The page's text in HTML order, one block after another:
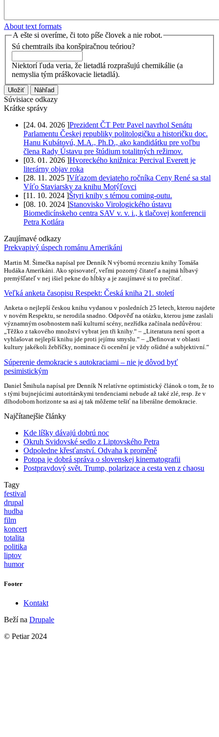
About text formats
A ešte si overíme, či toto píše človek a nie robot.
Sú chemtrails iba konšpiračnou teóriou?
Niektorí ľuda veria, že lietadlá rozprašujú chemikálie (a
nemyslia tým práškovacie lietadlá).
Súvisiace odkazy
Krátke správy
[24. 04. 2026 ]Prezident ČT Petr Pavel navrhol Senátu
Parlamentu Českej republiky politologičku a historičku doc.
Hanu Kubátovú, M.A., Ph.D., ako kandidátku pre voľbu
člena Rady Ústavu pre štúdium totalitných režimov.
[03. 01. 2026 ]Hvoreckého knižnica: Percival Everett je
literárny objav roka
[28. 11. 2025 ]Víťazom deviateho ročníka Ceny René sa stal
Víťo Staviarsky za knihu Motýľovci
[11. 10. 2024 ]Štyri knihy s témou coming-outu.
[08. 10. 2024 ]Stanovisko Virologického ústavu
Biomedicínskeho centra SAV v. v. i., k tlačovej konferencii
Petra Kotlára
Zaujímavé odkazy
Prekvapivý úspech románu Amerikáni
Martin M. Šimečka napísal pre Denník N výbornú recenziu knihy Tomáša
Hudáka Amerikáni. Ako spisovateľ, veľmi pozorný čitateľ a najmä hĺbavý
premýšľateľ v nej išiel pekne do hĺbky a je zaujímavé si to prečítať.
Veľká anketa časopisu Respekt: Česká kniha 21. století
Anketa o nejlepší českou knihu vydanou v posledních 25 letech, kterou najdete
v novém Respektu, se nerodila snadno. Odpověď na otázku, kterou jsme zaslali
významným osobnostem naší kulturní scény, nezřídka začínala nedůvěrou:
„Těžko z takového množství vybrat jen tři knihy.“ – „Literatura není sport a
vyhlašovat nejlepší knihu jde proti jejímu smyslu.“ – „Definovat v oblasti
kultury jakékoli žebříčky, nominace či ocenění je vždy ošidné a subjektivní.“
Súperenie demokracie s autokraciami – nie je dôvod byť
pesimistickým
Daniel Šmihula napísal pre Denník N relatívne optimistický článok o tom, že to
s tými bujnejúcimi autoritárskymi tendenciami nebude až také zlé, resp. že v
dlhodobom horizonte sa asi aj tak môžeme tešiť na liberálne demokracie.
Najčítanejšie články
Kde líšky dávajú dobrú noc
Okruh Svidovské sedlo z Liptovského Petra
Odpoledne křesťanství. Odvaha k proměně
Potopa je dobrá správa o slovenskej kinematografii
Postpravdový svět. Trump, polarizace a cesta ven z chaosu
Tagy
festival
drupal
hudba
film
koncert
totalita
politika
liptov
humor
Footer
Kontakt
Beží na Drupale
© Petiar 2024